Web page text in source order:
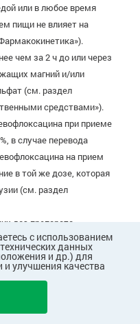
или в любое время
пищи не влияет на
чем за 2 ч до или через
магний и/или
(см. раздел
средствами»).
при приеме
в случае перевода
на прием
в той же дозе, которая
(см. раздел
доз препарата
то надо, как можно
продолжать
согласно
с использованием
данных
и др.) для
и улучшения качества